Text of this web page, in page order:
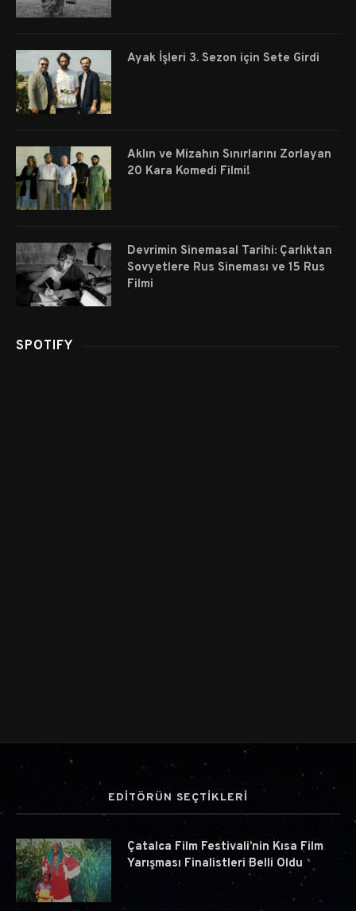
Ayak İşleri 3. Sezon için Sete Girdi
Aklın ve Mizahın Sınırlarını Zorlayan
20 Kara Komedi Filmi!
Devrimin Sinemasal Tarihi: Çarlıktan
Sovyetlere Rus Sineması ve 15 Rus
Filmi
SPOTIFY
EDİTÖRÜN SEÇTİKLERİ
Çatalca Film Festivali’nin Kısa Film
Yarışması Finalistleri Belli Oldu